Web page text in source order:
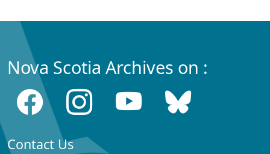
Nova Scotia Archives on :
Contact Us